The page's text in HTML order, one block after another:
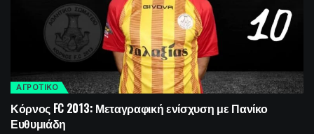
ΑΓΡΟΤΙΚΟ
Κόρνος FC 2013: Μεταγραφική ενίσχυση με Πανίκο
Ευθυμιάδη